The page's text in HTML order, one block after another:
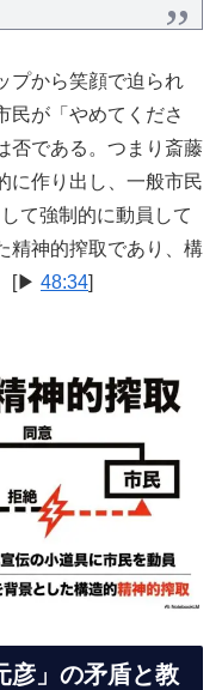
プから笑顔で迫られ
民が「やめてくださ
否である。つまり斎藤
に作り出し、一般市民
て強制的に動員して
精神的搾取であり、構
[▶ 48:34]
彦」の矛盾と教